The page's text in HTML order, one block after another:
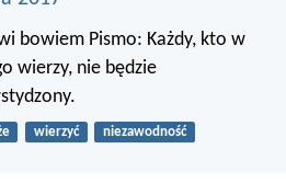
bowiem Pismo: Każdy, kto w
wierzy, nie będzie
wierzyć niezawodność